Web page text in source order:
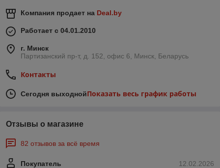
Компания продает на Deal.by
Работает с 04.01.2010
г. Минск
Партизанский пр-т, д. 152, офис 6, Минск, Беларусь
Контакты
Сегодня выходнойПоказать весь график работы
Отзывы о магазине
82 отзывов за всё время
12.02.2026
Покупатель